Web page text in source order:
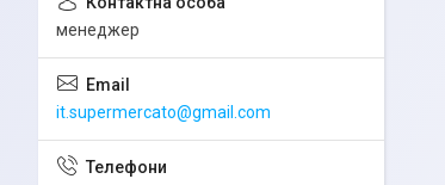
менеджер
it.supermercato@gmail.com